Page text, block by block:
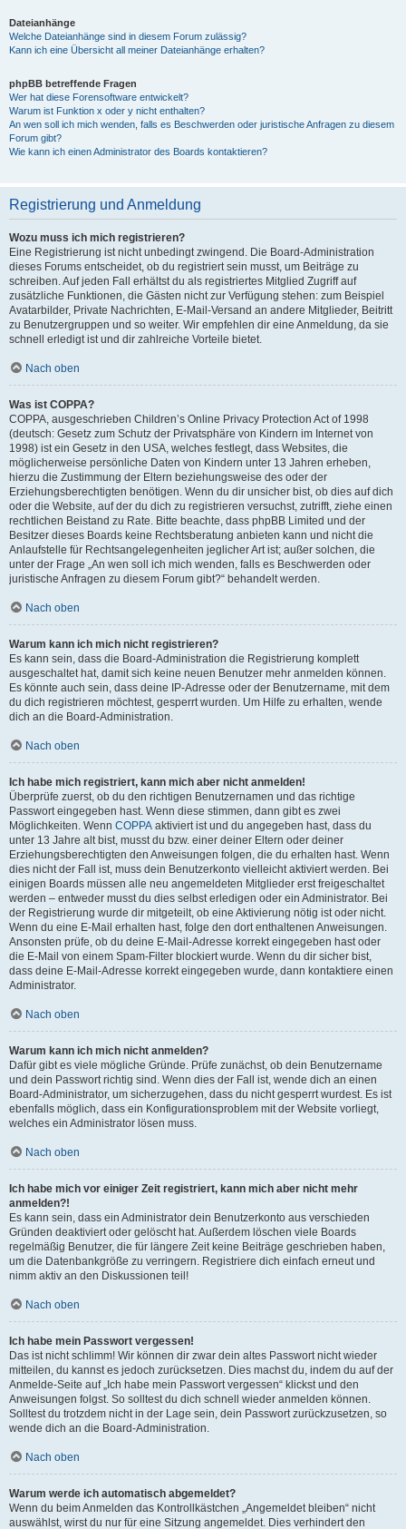
Dateianhänge
Welche Dateianhänge sind in diesem Forum zulässig?
Kann ich eine Übersicht all meiner Dateianhänge erhalten?
phpBB betreffende Fragen
Wer hat diese Forensoftware entwickelt?
Warum ist Funktion x oder y nicht enthalten?
An wen soll ich mich wenden, falls es Beschwerden oder juristische Anfragen zu diesem
Forum gibt?
Wie kann ich einen Administrator des Boards kontaktieren?
Registrierung und Anmeldung
Wozu muss ich mich registrieren?
Eine Registrierung ist nicht unbedingt zwingend. Die Board-Administration
dieses Forums entscheidet, ob du registriert sein musst, um Beiträge zu
schreiben. Auf jeden Fall erhältst du als registriertes Mitglied Zugriff auf
zusätzliche Funktionen, die Gästen nicht zur Verfügung stehen: zum Beispiel
Avatarbilder, Private Nachrichten, E-Mail-Versand an andere Mitglieder, Beitritt
zu Benutzergruppen und so weiter. Wir empfehlen dir eine Anmeldung, da sie
schnell erledigt ist und dir zahlreiche Vorteile bietet.
Nach oben
Was ist COPPA?
COPPA, ausgeschrieben Children’s Online Privacy Protection Act of 1998
(deutsch: Gesetz zum Schutz der Privatsphäre von Kindern im Internet von
1998) ist ein Gesetz in den USA, welches festlegt, dass Websites, die
möglicherweise persönliche Daten von Kindern unter 13 Jahren erheben,
hierzu die Zustimmung der Eltern beziehungsweise des oder der
Erziehungsberechtigten benötigen. Wenn du dir unsicher bist, ob dies auf dich
oder die Website, auf der du dich zu registrieren versuchst, zutrifft, ziehe einen
rechtlichen Beistand zu Rate. Bitte beachte, dass phpBB Limited und der
Besitzer dieses Boards keine Rechtsberatung anbieten kann und nicht die
Anlaufstelle für Rechtsangelegenheiten jeglicher Art ist; außer solchen, die
unter der Frage „An wen soll ich mich wenden, falls es Beschwerden oder
juristische Anfragen zu diesem Forum gibt?“ behandelt werden.
Nach oben
Warum kann ich mich nicht registrieren?
Es kann sein, dass die Board-Administration die Registrierung komplett
ausgeschaltet hat, damit sich keine neuen Benutzer mehr anmelden können.
Es könnte auch sein, dass deine IP-Adresse oder der Benutzername, mit dem
du dich registrieren möchtest, gesperrt wurden. Um Hilfe zu erhalten, wende
dich an die Board-Administration.
Nach oben
Ich habe mich registriert, kann mich aber nicht anmelden!
Überprüfe zuerst, ob du den richtigen Benutzernamen und das richtige
Passwort eingegeben hast. Wenn diese stimmen, dann gibt es zwei
Möglichkeiten. Wenn COPPA aktiviert ist und du angegeben hast, dass du
unter 13 Jahre alt bist, musst du bzw. einer deiner Eltern oder deiner
Erziehungsberechtigten den Anweisungen folgen, die du erhalten hast. Wenn
dies nicht der Fall ist, muss dein Benutzerkonto vielleicht aktiviert werden. Bei
einigen Boards müssen alle neu angemeldeten Mitglieder erst freigeschaltet
werden – entweder musst du dies selbst erledigen oder ein Administrator. Bei
der Registrierung wurde dir mitgeteilt, ob eine Aktivierung nötig ist oder nicht.
Wenn du eine E-Mail erhalten hast, folge den dort enthaltenen Anweisungen.
Ansonsten prüfe, ob du deine E-Mail-Adresse korrekt eingegeben hast oder
die E-Mail von einem Spam-Filter blockiert wurde. Wenn du dir sicher bist,
dass deine E-Mail-Adresse korrekt eingegeben wurde, dann kontaktiere einen
Administrator.
Nach oben
Warum kann ich mich nicht anmelden?
Dafür gibt es viele mögliche Gründe. Prüfe zunächst, ob dein Benutzername
und dein Passwort richtig sind. Wenn dies der Fall ist, wende dich an einen
Board-Administrator, um sicherzugehen, dass du nicht gesperrt wurdest. Es ist
ebenfalls möglich, dass ein Konfigurationsproblem mit der Website vorliegt,
welches ein Administrator lösen muss.
Nach oben
Ich habe mich vor einiger Zeit registriert, kann mich aber nicht mehr
anmelden?!
Es kann sein, dass ein Administrator dein Benutzerkonto aus verschieden
Gründen deaktiviert oder gelöscht hat. Außerdem löschen viele Boards
regelmäßig Benutzer, die für längere Zeit keine Beiträge geschrieben haben,
um die Datenbankgröße zu verringern. Registriere dich einfach erneut und
nimm aktiv an den Diskussionen teil!
Nach oben
Ich habe mein Passwort vergessen!
Das ist nicht schlimm! Wir können dir zwar dein altes Passwort nicht wieder
mitteilen, du kannst es jedoch zurücksetzen. Dies machst du, indem du auf der
Anmelde-Seite auf „Ich habe mein Passwort vergessen“ klickst und den
Anweisungen folgst. So solltest du dich schnell wieder anmelden können.
Solltest du trotzdem nicht in der Lage sein, dein Passwort zurückzusetzen, so
wende dich an die Board-Administration.
Nach oben
Warum werde ich automatisch abgemeldet?
Wenn du beim Anmelden das Kontrollkästchen „Angemeldet bleiben“ nicht
auswählst, wirst du nur für eine Sitzung angemeldet. Dies verhindert den